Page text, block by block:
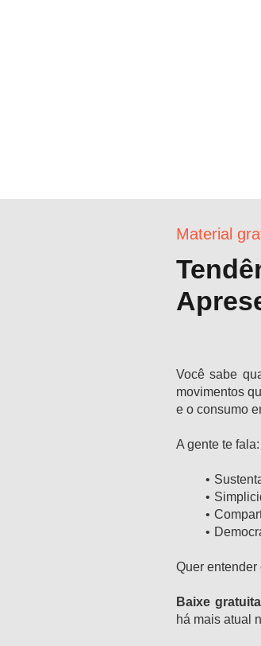
Material
Você sabe
movimentos
e o consumo
A gente te fala:
Quer
Baixe
há mais atual